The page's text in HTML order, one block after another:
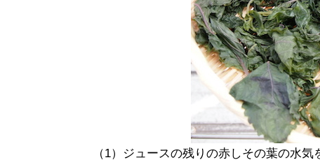
（1）ジュースの残りの赤しその葉の水